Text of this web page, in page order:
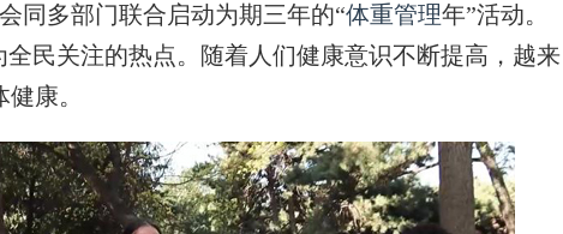
多部门联合启动为期三年的“体重管理年”活动。
全民关注的热点。随着人们健康意识不断提高，越来
康。